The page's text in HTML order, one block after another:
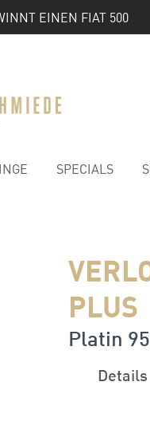
EINEN FIAT 500
SPECIALS
PLUS
Platin
Details